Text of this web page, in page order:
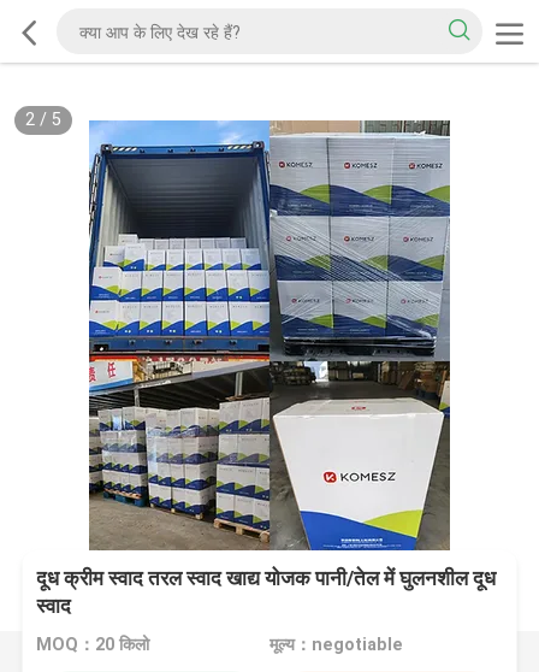
2/ 5
दूध क्रीम स्वाद तरल स्वाद खाद्य योजक पानी/तेल में घुलनशील दूध
स्वाद
MOQ：20 किलो मूल्य：negotiable